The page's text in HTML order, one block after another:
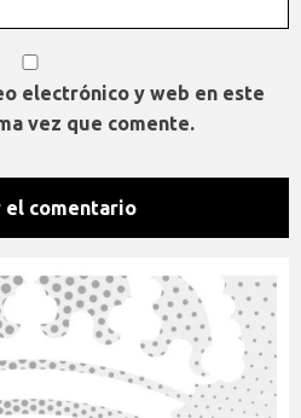
electrónico y web en este
vez que comente.